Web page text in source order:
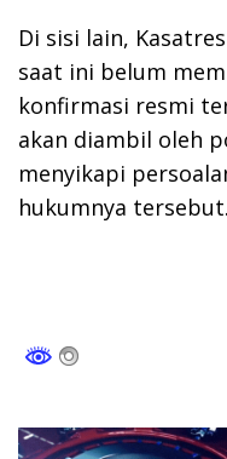
Di sisi lain,
saat ini belum
konfirmasi resmi
akan diambil oleh
menyikapi
hukumnya tersebut.